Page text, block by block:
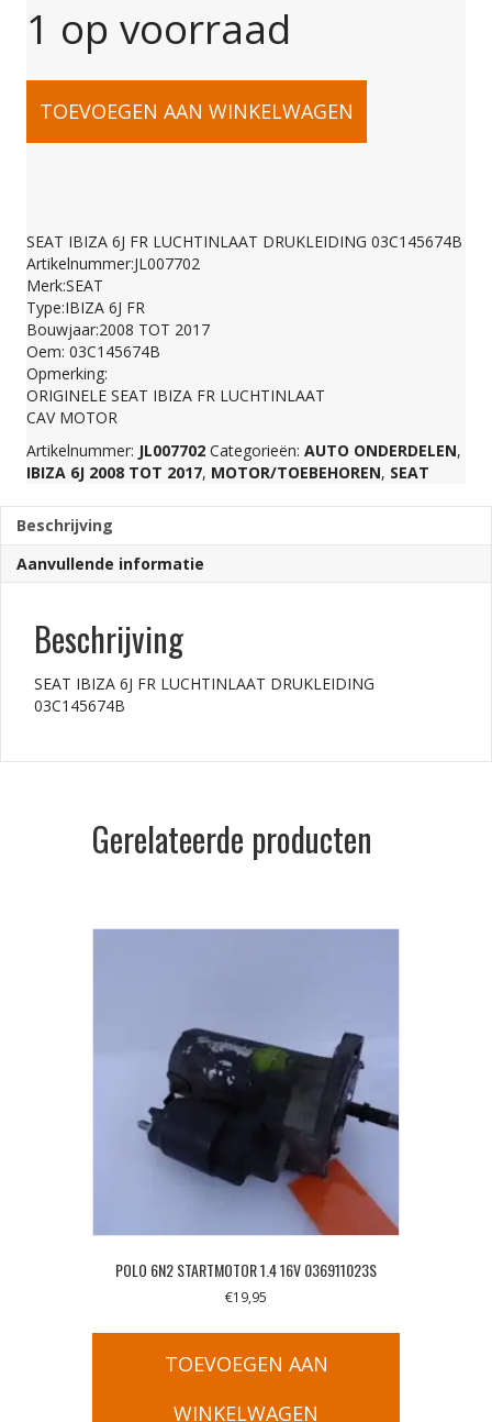
1 op voorraad
SEAT
6J
FR
LUCHTINLAAT
DRUKLEIDING
03C145674B
aantal
TOEVOEGEN AAN WINKELWAGEN
SEAT IBIZA 6J FR LUCHTINLAAT DRUKLEIDING 03C145674B
Artikelnummer:JL007702
Merk:SEAT
Type:IBIZA 6J FR
Bouwjaar:2008 TOT 2017
Oem: 03C145674B
Opmerking:
ORIGINELE SEAT IBIZA FR LUCHTINLAAT
CAV MOTOR
Artikelnummer: JL007702 Categorieën: AUTO ONDERDELEN,
IBIZA 6J 2008 TOT 2017, MOTOR/TOEBEHOREN, SEAT
Beschrijving
Aanvullende informatie
Beschrijving
SEAT IBIZA 6J FR LUCHTINLAAT DRUKLEIDING
03C145674B
Gerelateerde producten
POLO 6N2 STARTMOTOR 1.4 16V 036911023S
€19,95
TOEVOEGEN AAN
WINKELWAGEN